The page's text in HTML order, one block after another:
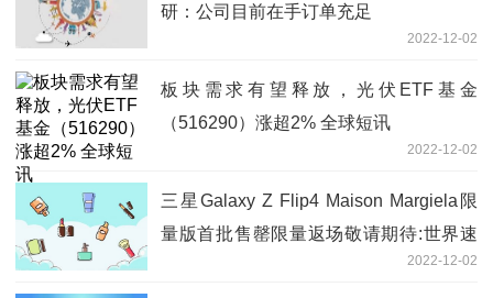
研：公司目前在手订单充足
2022-12-02
板块需求有望释放，光伏ETF基金
（516290）涨超2% 全球短讯
2022-12-02
三星Galaxy Z Flip4 Maison Margiela限
量版首批售罄限量返场敬请期待:世界速
2022-12-02